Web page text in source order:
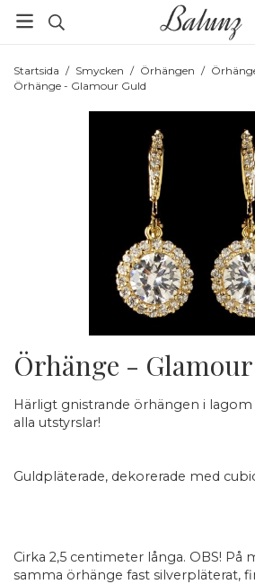
Startsida / Smycken / Örhängen /
Örhänge - Glamour Guld
Örhänge -
Härligt gnistrande örhängen i
alla utstyrslar!
Guldpläterade, dekorerade med
Cirka 2,5 centimeter långa. OBS! På
samma örhänge fast silverpläterat,